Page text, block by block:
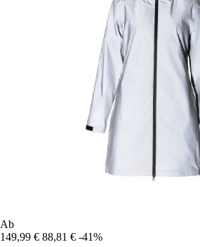
Ab
149,99 € 88,81 € -41%